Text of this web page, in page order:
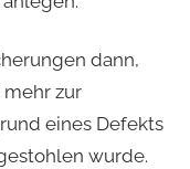
dann,
zur
eines Defekts
wurde.